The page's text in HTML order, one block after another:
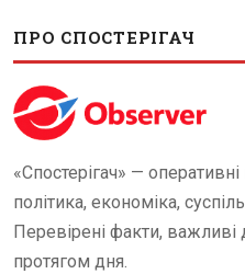
ПРО СПОСТЕРІГАЧ
«Спостерігач» —
політика, економіка,
Перевірені факти, важливі
протягом дня.